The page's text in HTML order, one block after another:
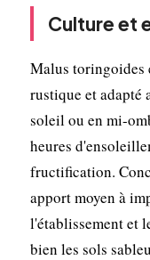
Culture et
Malus toringoides
rustique et adapté
soleil ou en mi-
heures
fructification.
apport moyen à
l'établissement et
bien les sols